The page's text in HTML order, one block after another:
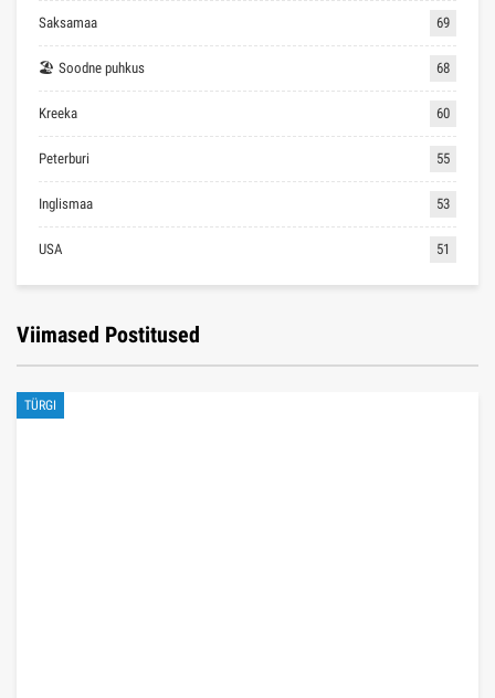
Saksamaa 69
🏖 Soodne puhkus 68
Kreeka 60
Peterburi 55
Inglismaa 53
USA 51
Viimased Postitused
TÜRGI